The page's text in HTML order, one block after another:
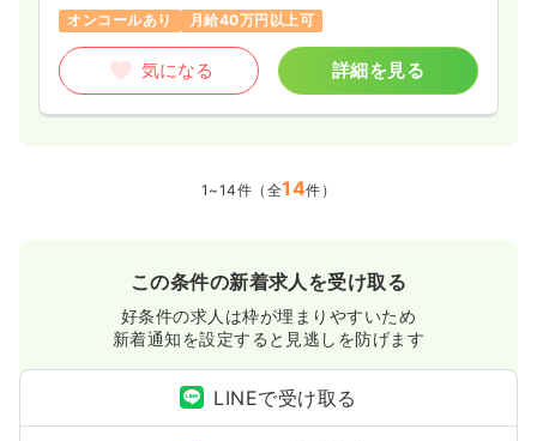
オンコールあり
月給40万円以上可
気になる 詳細を見る
1~14件（全14件）
この条件の新着求人を受け取る
好条件の求人は枠が埋まりやすいため
新着通知を設定すると見逃しを防げます
LINEで受け取る